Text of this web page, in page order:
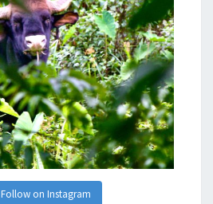
Follow on Instagram